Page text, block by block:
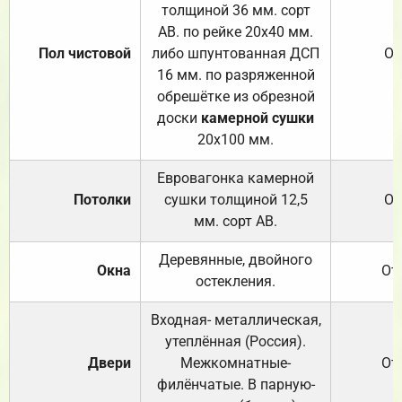
Пол чистовой
толщиной 36 мм. сорт
АВ. по рейке 20х40 мм.
либо шпунтованная ДСП
16 мм. по разряженной
обрешётке из обрезной
доски камерной сушки
20х100 мм.
Потолки
Евровагонка камерной
сушки толщиной 12,5
мм. сорт АВ.
Окна
Деревянные, двойного
остекления.
Двери
Входная- металлическая,
утеплённая (Россия).
Межкомнатные-
филёнчатые. В парную-